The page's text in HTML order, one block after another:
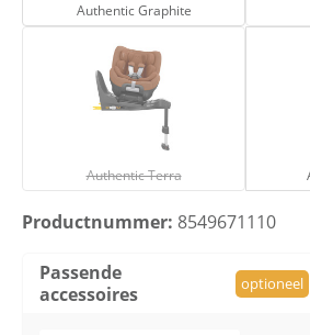
Authentic Graphite
Authentic Terra
Authentic Terra
(Deze optie is momenteel
Productnummer: 8549671110
Passende
accessoires
optioneel